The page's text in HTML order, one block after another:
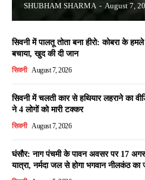
SHUBHAM SHARMA - August 7,
सिवनी में पालतू तोता बना हीरो: कोबरा के
बचाया, खुद की दी जान
सिवनी August 7, 2026
सिवनी में चलती कार से हथियार लहराने का
ने 4 लोगों को मारी टक्कर
सिवनी August 7, 2026
घंसौर: नाग पंचमी के पावन अवसर पर 17
यात्रा, नर्मदा जल से होगा भगवान नीलकंठ का